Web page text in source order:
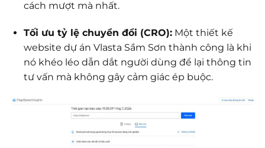
cách mượt mà nhất.
Tối ưu tỷ lệ chuyển đổi (CRO): Một thiết kế
website dự án Vlasta Sầm Sơn thành công là khi
nó khéo léo dẫn dắt người dùng để lại thông tin
tư vấn mà không gây cảm giác ép buộc.